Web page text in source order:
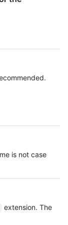
is not case
extension. The